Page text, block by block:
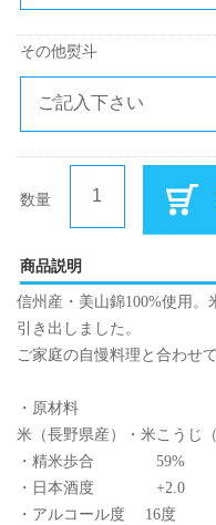
その他熨斗
数量
商品説明
信州産・美山錦100%使用
引き出しました。
ご家庭の自慢料理と合わせ
・原材料
米（長野県産）・米こうじ
・精米歩合 59%
・日本酒度 +2.0
・アルコール度 16度